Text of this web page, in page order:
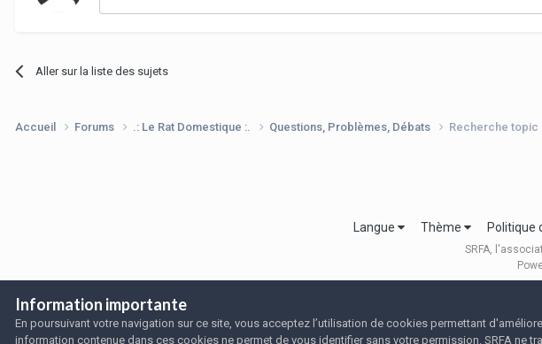
Aller sur la liste des sujets
Accueil Forums .: Le Rat Domestique :. Questions, Problèmes, Débats Recherche topic
Langue Thème Politique
SRFA,
Information importante
En poursuivant votre navigation sur ce site, vous acceptez l’utilisation de cookies permettant
information contenue dans ces cookies ne permet de vous identifier sans votre permission. SRFA ne